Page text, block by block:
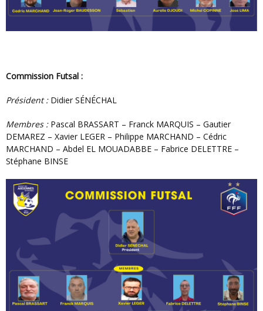
Commission Futsal :
Président :Didier SÉNÉCHAL
Membres :Pascal BRASSART – Franck MARQUIS – Gautier
DEMAREZ – Xavier LEGER – Philippe MARCHAND – Cédric
MARCHAND – Abdel EL MOUADABBE – Fabrice DELETTRE –
Stéphane BINSE